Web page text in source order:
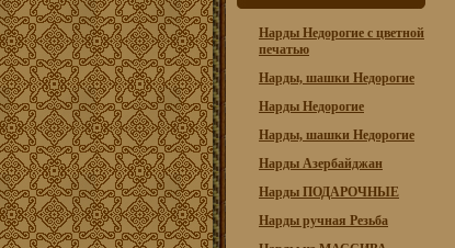
Нарды Недорогие с цветной
печатью
Нарды, шашки Недорогие
Нарды Недорогие
Нарды, шашки Недорогие
Нарды Азербайджан
Нарды ПОДАРОЧНЫЕ
Нарды ручная Резьба